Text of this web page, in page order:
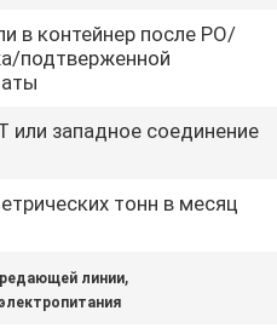
в контейнер после PO/
подтверженной
или западное соединение
тонн в месяц
линии,